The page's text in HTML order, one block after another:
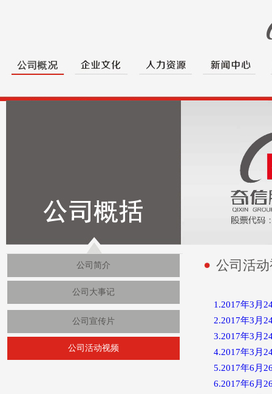
公司简介
公司大事记
公司宣传片
公司活动视频
公司活
1.2017年3月
2.2017年3月
3.2017年3月
4.2017年3月
5.2017年6月
6.2017年6月